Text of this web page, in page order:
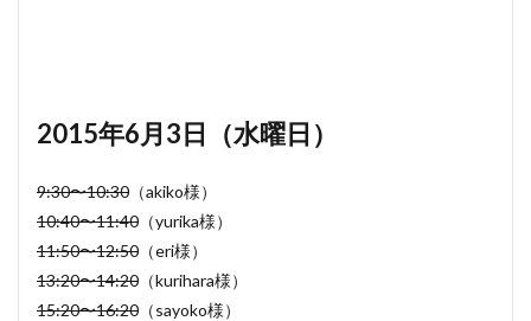
2015年6月3日（水曜日）
9:30〜10:30 （akiko様）
10:40〜11:40 （yurika様）
11:50〜12:50 （eri様）
13:20〜14:20 （kurihara様）
15:20〜16:20 （sayoko様）